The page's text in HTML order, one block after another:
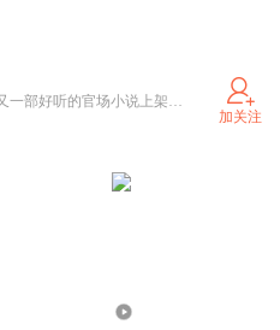
《官场捷径之女人路线》又一部好听的官场小说上架了，一如既往的把您的月票、点赞、评论、转发砸过来吧……
加关注